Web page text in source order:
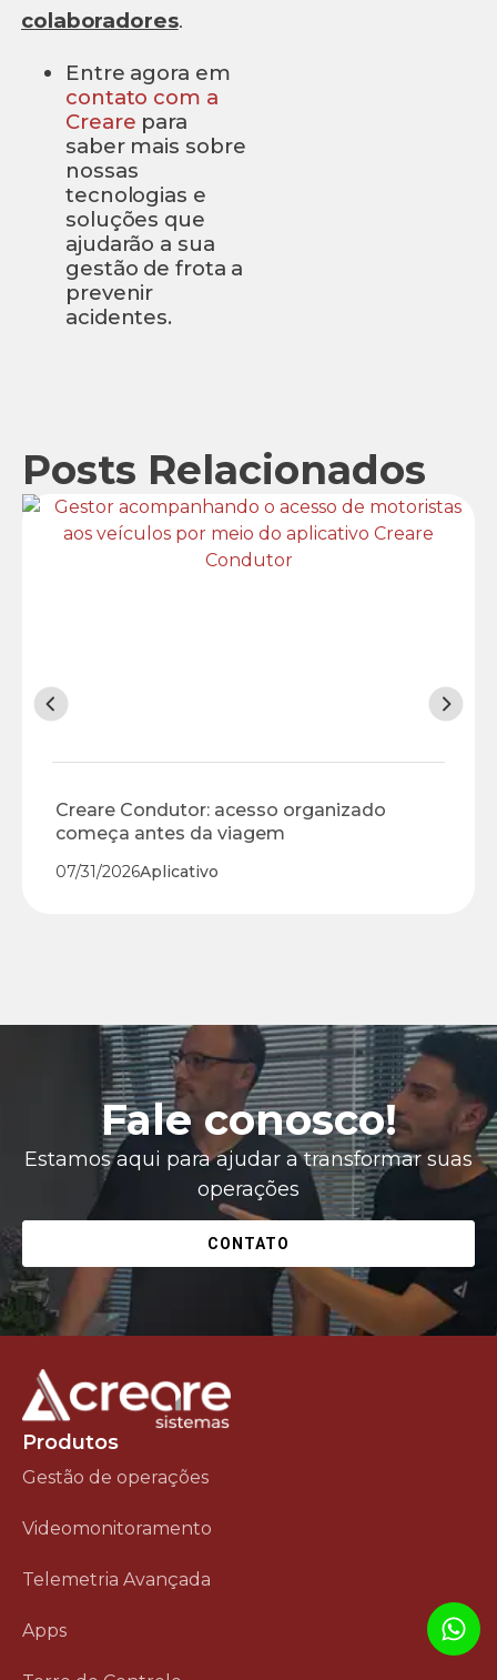
colaboradores.
Entre agora em
contato com a
Creare para
saber mais sobre
nossas
tecnologias e
soluções que
ajudarão a sua
gestão de frota a
prevenir
acidentes.
Posts Relacionados
Creare Condutor: acesso organizado
começa antes da viagem
07/31/2026Aplicativo
Fale conosco!
Estamos aqui para ajudar a transformar suas
operações
CONTATO
Produtos
Gestão de operações
Videomonitoramento
Telemetria Avançada
Apps